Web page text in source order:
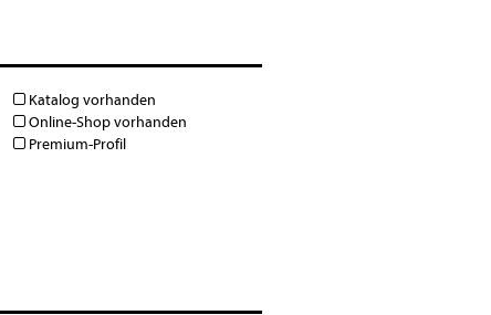
Katalog vorhanden
Online-Shop vorhanden
Premium-Profil